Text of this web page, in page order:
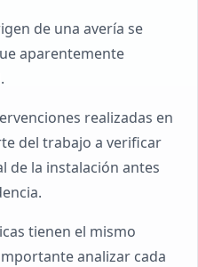
de una avería se
aparentemente
realizadas en
del trabajo a verificar
de la instalación antes
tienen el mismo
analizar cada